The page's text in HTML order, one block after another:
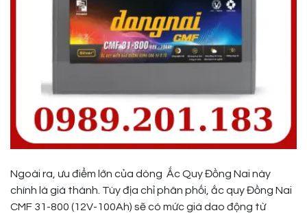
Ngoài ra, ưu điểm lớn của dòng Ắc Quy Đồng Nai này
chính là giá thành. Tùy địa chỉ phân phối, ắc quy Đồng Nai
CMF 31-800 (12V-100Ah) sẽ có mức giá dao động từ